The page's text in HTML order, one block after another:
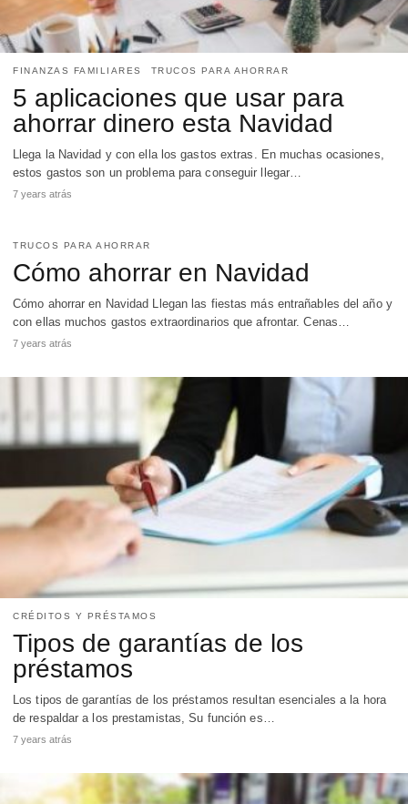
FINANZAS FAMILIARES TRUCOS PARA AHORRAR
5 aplicaciones que usar para
ahorrar dinero esta Navidad
Llega la Navidad y con ella los gastos extras. En muchas ocasiones,
estos gastos son un problema para conseguir llegar…
7 years atrás
TRUCOS PARA AHORRAR
Cómo ahorrar en Navidad
Cómo ahorrar en Navidad Llegan las fiestas más entrañables del año y
con ellas muchos gastos extraordinarios que afrontar. Cenas…
7 years atrás
CRÉDITOS Y PRÉSTAMOS
Tipos de garantías de los
préstamos
Los tipos de garantías de los préstamos resultan esenciales a la hora
de respaldar a los prestamistas, Su función es…
7 years atrás